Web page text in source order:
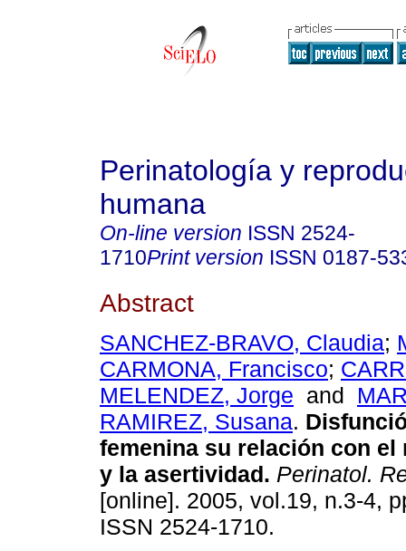
Perinatología y
humana
On-line version ISSN 2524-
1710Print version ISSN 0187-
Abstract
SANCHEZ-BRAVO, Claudia;
CARMONA, Francisco;
MELENDEZ, Jorge and
RAMIREZ, Susana.
femenina su relación con el
y la asertividad. Perinatol.
[online]. 2005, vol.19, n.3-4,
ISSN 2524-1710.